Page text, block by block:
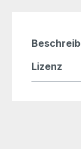
Lizenz